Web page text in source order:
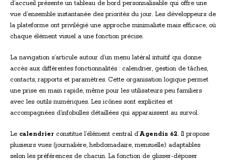
d’accueil présente un tableau de bord personnalisable qui offre une
vue d’ensemble instantanée des priorités du jour. Les développeurs de
la plateforme ont privilégié une approche minimaliste mais efficace, où
chaque élément visuel a une fonction précise.
La navigation s’articule autour d’un menu latéral intuitif qui donne
accès aux différentes fonctionnalités : calendrier, gestion de tâches,
contacts, rapports et paramètres. Cette organisation logique permet
une prise en main rapide, même pour les utilisateurs peu familiers
avec les outils numériques. Les icônes sont explicites et
accompagnées d’infobulles détaillées qui apparaissent au survol.
Le calendrier constitue l’élément central d’Agendis 62. Il propose
plusieurs vues (journalière, hebdomadaire, mensuelle) adaptables
selon les préférences de chacun. La fonction de glisser-déposer